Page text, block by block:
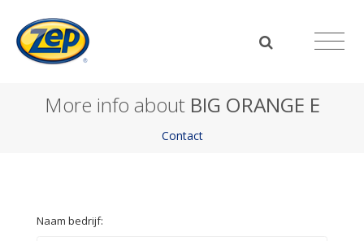
More info about BIG ORANGE E
Contact
Naam bedrijf: